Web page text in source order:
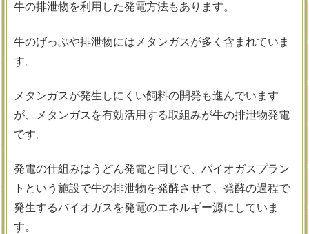
牛の排泄物を利用した発電方法もあります。
牛のげっぷや排泄物にはメタンガスが多く含まれていま
す。
メタンガスが発生しにくい飼料の開発も進んでいます
が、メタンガスを有効活用する取組みが牛の排泄物発電
です。
発電の仕組みはうどん発電と同じで、バイオガスプラン
トという施設で牛の排泄物を発酵させて、発酵の過程で
発生するバイオガスを発電のエネルギー源にしていま
す。